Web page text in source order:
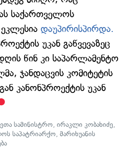
საქართველოს
დაუპირისპირდა.
უკან გაწვევაზეც
წინ კი საპარლამენტო
ჯანდაცვის კომიტეტის
კანონპროექტის უკან
სამინისტრო, ირაკლი კობახიძე,
საპატრიარქო, მარიხუანის